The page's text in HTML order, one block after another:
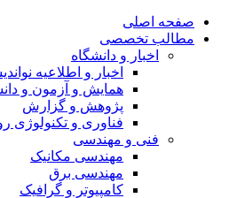
صفحه اصلی
مطالب تخصصی
اخبار و دانشگاه
اخبار و اطلاعیه نواندیشان
همایش و آزمون و دانشگاه
پژوهش و گزارش
فناوری و تکنولوژی روز
فنی و مهندسی
مهندسی مکانیک
مهندسی برق
کامپیوتر و گرافیک